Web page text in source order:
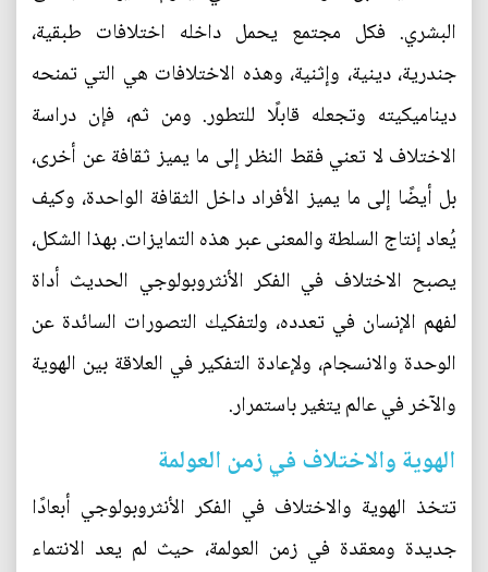
البشري. فكل مجتمع يحمل داخله اختلافات طبقية،
جندرية، دينية، وإثنية، وهذه الاختلافات هي التي تمنحه
ديناميكيته وتجعله قابلًا للتطور. ومن ثم، فإن دراسة
الاختلاف لا تعني فقط النظر إلى ما يميز ثقافة عن أخرى،
بل أيضًا إلى ما يميز الأفراد داخل الثقافة الواحدة، وكيف
يُعاد إنتاج السلطة والمعنى عبر هذه التمايزات. بهذا الشكل،
يصبح الاختلاف في الفكر الأنثروبولوجي الحديث أداة
لفهم الإنسان في تعدده، ولتفكيك التصورات السائدة عن
الوحدة والانسجام، ولإعادة التفكير في العلاقة بين الهوية
والآخر في عالم يتغير باستمرار.
الهوية والاختلاف في زمن العولمة
تتخذ الهوية والاختلاف في الفكر الأنثروبولوجي أبعادًا
جديدة ومعقدة في زمن العولمة، حيث لم يعد الانتماء